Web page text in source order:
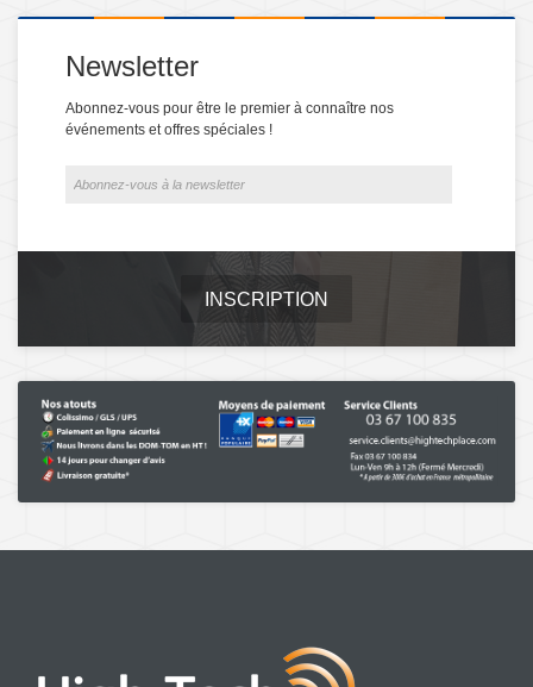
Newsletter
Abonnez-vous pour être le premier à connaître nos
événements et offres spéciales !
INSCRIPTION